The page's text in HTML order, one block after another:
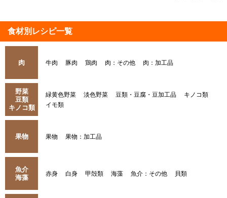
食材別レシピ一覧
肉 牛肉 豚肉 鶏肉 肉：その他 肉：加工品
野菜
豆類
キノコ類
緑黄色野菜 淡色野菜 豆類・豆腐・豆加工品
キノコ類
イモ類
果物 果物 果物：加工品
魚介
海藻
赤身 白身 甲殻類 海藻 魚介：その他 貝類